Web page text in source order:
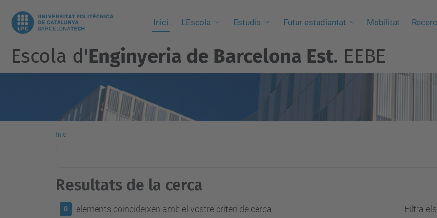
Inici L'Escola Estudis Futur estudiantat Mobilitat
Escola d'Enginyeria de Barcelona Est. EEBE
Inici
Resultats de la cerca
0 elements coincideixen amb el vostre criteri de cerca Filtra